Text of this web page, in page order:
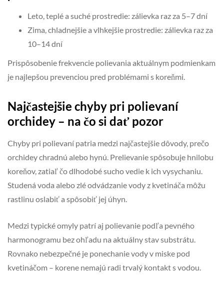
Leto, teplé a suché prostredie: zálievka raz za 5–7 dní
Zima, chladnejšie a vlhkejšie prostredie: zálievka raz za
10–14 dní
Prispôsobenie frekvencie polievania aktuálnym podmienkam
je najlepšou prevenciou pred problémami s koreňmi.
Najčastejšie chyby pri polievaní
orchidey – na čo si dať pozor
Chyby pri polievaní patria medzi najčastejšie dôvody, prečo
orchidey chradnú alebo hynú. Prelievanie spôsobuje hnilobu
koreňov, zatiaľ čo dlhodobé sucho vedie k ich vysychaniu.
Studená voda alebo zlé odvádzanie vody z kvetináča môžu
rastlinu oslabiť a spôsobiť jej úhyn.
Medzi typické omyly patrí aj polievanie podľa pevného
harmonogramu bez ohľadu na aktuálny stav substrátu.
Rovnako nebezpečné je ponechanie vody v miske pod
kvetináčom – korene nemajú radi trvalý kontakt s vodou.